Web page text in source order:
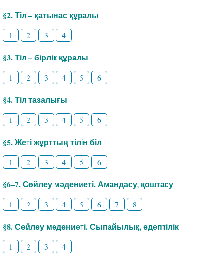
§2. Тіл – қатынас құралы
1 2 3 4
§3. Тіл – бірлік құралы
1 2 3 4 5 6
§4. Тіл тазалығы
1 2 3 4 5 6
§5. Жеті жұрттың тілін біл
1 2 3 4 5 6
§6–7. Сөйлеу мәдениеті. Амандасу, қоштасу
1 2 3 4 5 6 7 8
§8. Сөйлеу мәдениеті. Сыпайылық, әдептілік
1 2 3 4